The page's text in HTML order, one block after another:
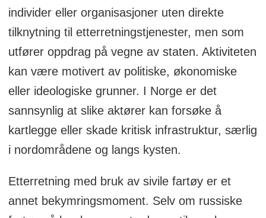
individer eller organisasjoner uten direkte
tilknytning til etterretningstjenester, men som
utfører oppdrag på vegne av staten. Aktiviteten
kan være motivert av politiske, økonomiske
eller ideologiske grunner. I Norge er det
sannsynlig at slike aktører kan forsøke å
kartlegge eller skade kritisk infrastruktur, særlig
i nordområdene og langs kysten.
Etterretning med bruk av sivile fartøy er et
annet bekymringsmoment. Selv om russiske